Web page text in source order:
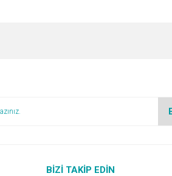
BİZİ TAKİP EDİN